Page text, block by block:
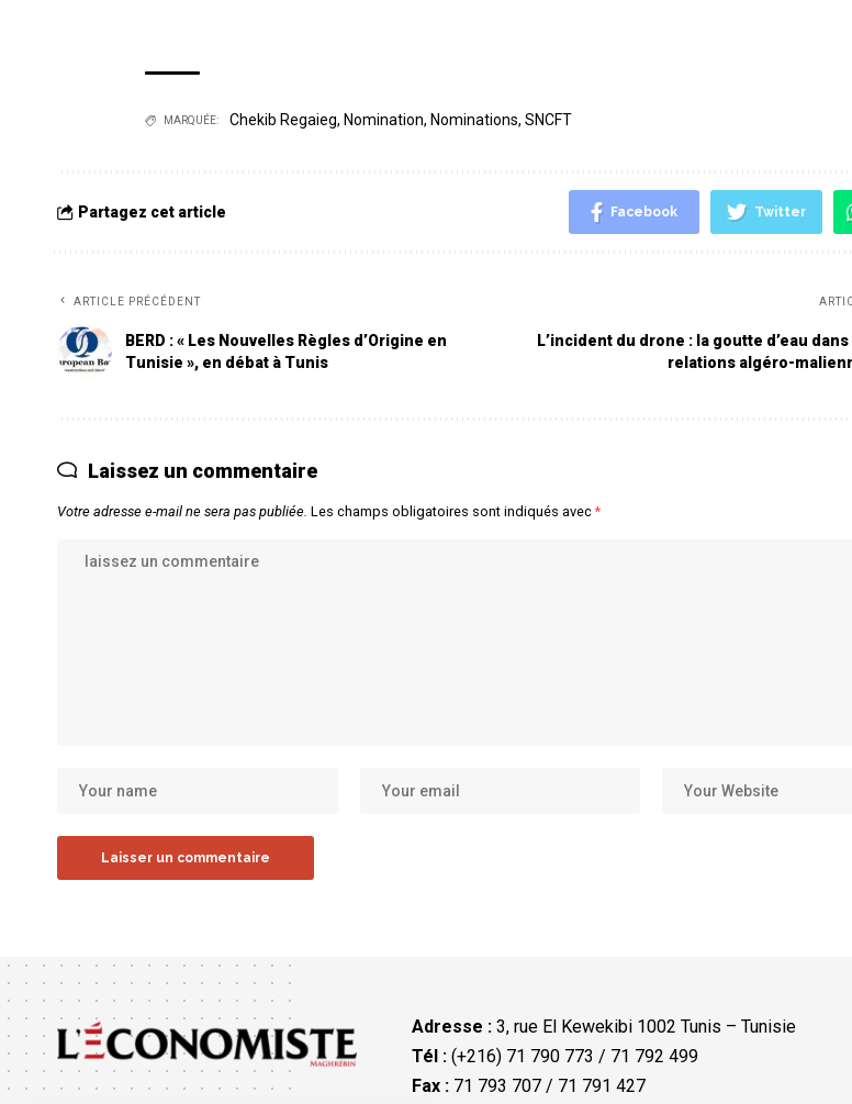
MARQUÉE: Chekib Regaieg, Nomination, Nominations, SNCFT
Partagez cet article Facebook Twitter
ARTICLE PRÉCÉDENT
BERD : « Les Nouvelles Règles d’Origine en
Tunisie », en débat à Tunis
L’incident du drone : la goutte d’eau
relations algéro-
Laissez un commentaire
Votre adresse e-mail ne sera pas publiée. Les champs obligatoires sont indiqués avec*
Adresse : 3, rue El Kewekibi 1002 Tunis – Tunisie
Tél :(+216) 71 790 773 / 71 792 499
Fax :71 793 707 / 71 791 427